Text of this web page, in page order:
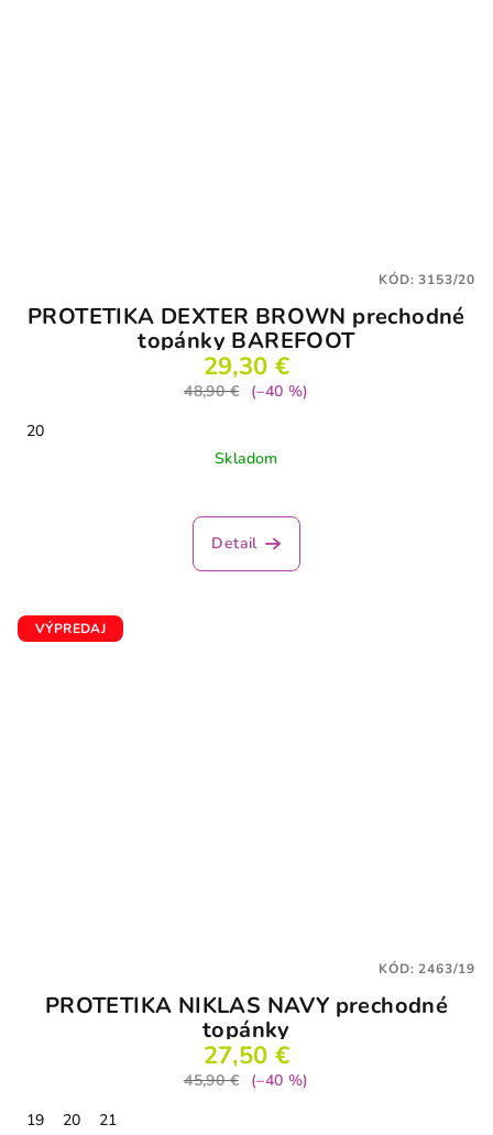
PROTETIKA DEXTER BROWN prechodné
topánky BAREFOOT
29,30 €
48,90 €
(–40 %)
20
Skladom
Detail
KÓD:3153/20
VÝPREDAJ
PROTETIKA NIKLAS NAVY prechodné
topánky
27,50 €
45,90 €
(–40 %)
19
20
21
KÓD:2463/19